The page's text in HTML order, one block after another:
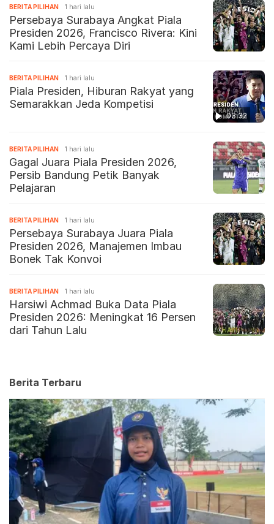
BERITA PILIHAN 1 hari lalu
Persebaya Surabaya Angkat Piala
Presiden 2026, Francisco Rivera: Kini
Kami Lebih Percaya Diri
03:32
BERITA PILIHAN 1 hari lalu
Piala Presiden, Hiburan Rakyat yang
Semarakkan Jeda Kompetisi
BERITA PILIHAN 1 hari lalu
Gagal Juara Piala Presiden 2026,
Persib Bandung Petik Banyak
Pelajaran
BERITA PILIHAN 1 hari lalu
Persebaya Surabaya Juara Piala
Presiden 2026, Manajemen Imbau
Bonek Tak Konvoi
BERITA PILIHAN 1 hari lalu
Harsiwi Achmad Buka Data Piala
Presiden 2026: Meningkat 16 Persen
dari Tahun Lalu
Berita Terbaru